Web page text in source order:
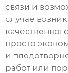
связи и
случае
просто
и
работ или